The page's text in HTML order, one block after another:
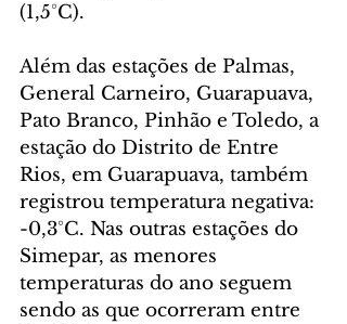
(1,5°C).
Além das estações de Palmas,
General Carneiro, Guarapuava,
Pato Branco, Pinhão e Toledo, a
estação do Distrito de Entre
Rios, em Guarapuava, também
registrou temperatura negativa:
-0,3°C. Nas outras estações do
Simepar, as menores
temperaturas do ano seguem
sendo as que ocorreram entre